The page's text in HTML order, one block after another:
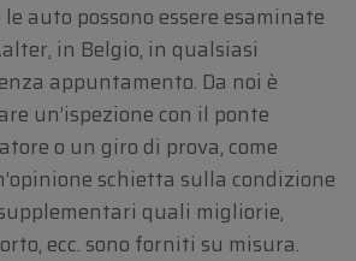
auto possono essere esaminate
in Belgio, in qualsiasi
appuntamento. Da noi è
un’ispezione con il ponte
o un giro di prova, come
schietta sulla condizione
quali migliorie,
ecc. sono forniti su misura.